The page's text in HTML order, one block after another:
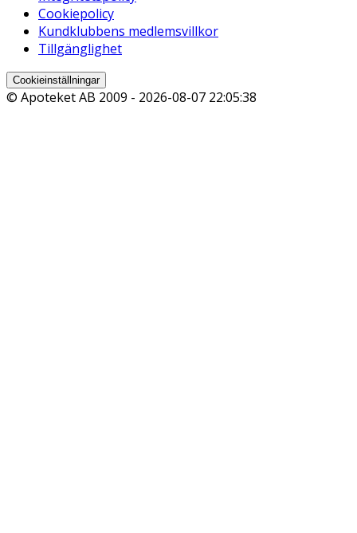
Cookiepolicy
Kundklubbens medlemsvillkor
Tillgänglighet
Cookieinställningar
© Apoteket AB 2009 - 2026-08-07 22:05:38